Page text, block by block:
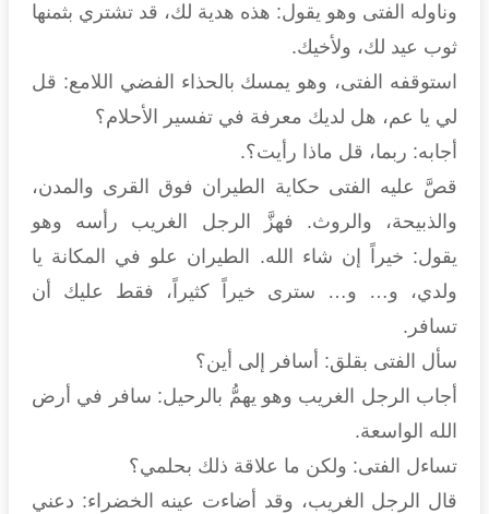
وناوله الفتى وهو يقول: هذه هدية لك، قد تشتري بثمنها
ثوب عيد لك، ولأخيك.
استوقفه الفتى، وهو يمسك بالحذاء الفضي اللامع: قل
لي يا عم، هل لديك معرفة في تفسير الأحلام؟
أجابه: ربما، قل ماذا رأيت؟.
قصَّ عليه الفتى حكاية الطيران فوق القرى والمدن،
والذبيحة، والروث. فهزَّ الرجل الغريب رأسه وهو
يقول: خيراً إن شاء الله. الطيران علو في المكانة يا
ولدي، و… و… سترى خيراً كثيراً، فقط عليك أن
تسافر.
سأل الفتى بقلق: أسافر إلى أين؟
أجاب الرجل الغريب وهو يهمُّ بالرحيل: سافر في أرض
الله الواسعة.
تساءل الفتى: ولكن ما علاقة ذلك بحلمي؟
قال الرجل الغريب، وقد أضاءت عينه الخضراء: دعني